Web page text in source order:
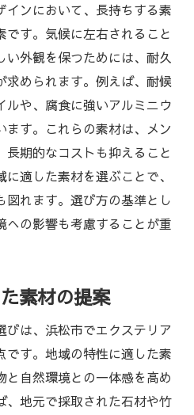
インにおいて、長持ちする素
す。気候に左右されること
い外観を保つためには、耐久
求められます。例えば、耐候
ルや、腐食に強いアルミニウ
ます。これらの素材は、メン
期的なコストも抑えること
適した素材を選ぶことで、
れます。選び方の基準とし
への影響も考慮することが重
素材の提案
びは、浜松市でエクステリア
です。地域の特性に適した素
と自然環境との一体感を高め
、地元で採取された石材や竹